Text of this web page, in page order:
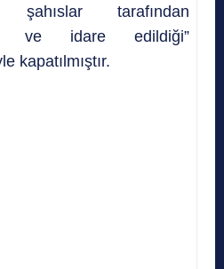
şahıslar tarafından
ve idare edildiği”
kapatılmıştır.